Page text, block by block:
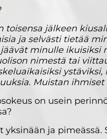
toisensa jälkeen
ja selvästi tietää
minulle
nimestä tai
Muistan
on usein
yksinään ja